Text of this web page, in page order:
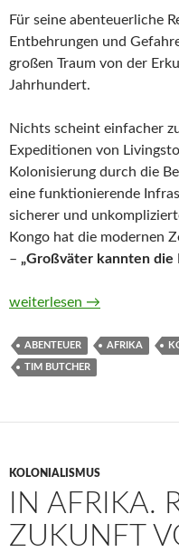
Für seine abenteuerliche
Entbehrungen und
großen Traum von der
Jahrhundert.
Nichts scheint einfacher
Expeditionen von
Kolonisierung durch die
eine funktionierende
sicherer und
Kongo hat die modernen
– „Großväter kannten die
Blood River. Meine Reise
weiterlesen →
ABENTEUER AFRIKA
TIM BUTCHER
KOLONIALISMUS
IN AFRIKA.
ZUKUNFT